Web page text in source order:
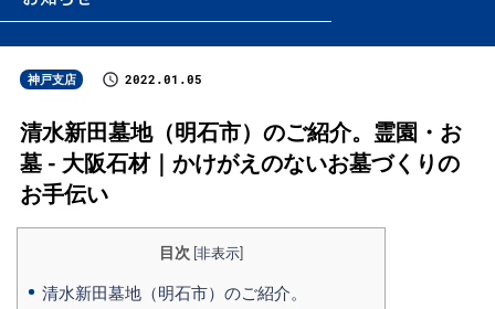
神戸支店 2022.01.05
清水新田墓地（明石市）のご紹介。霊園・お
墓 - 大阪石材｜かけがえのないお墓づくりの
お手伝い
目次 非表示
清水新田墓地（明石市）のご紹介。